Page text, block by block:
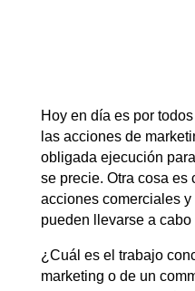
Hoy en día es por
las acciones de
obligada ejecución
se precie. Otra cosa es
acciones comerciales
pueden llevarse a cabo
¿Cuál es el trabajo
marketing o de un